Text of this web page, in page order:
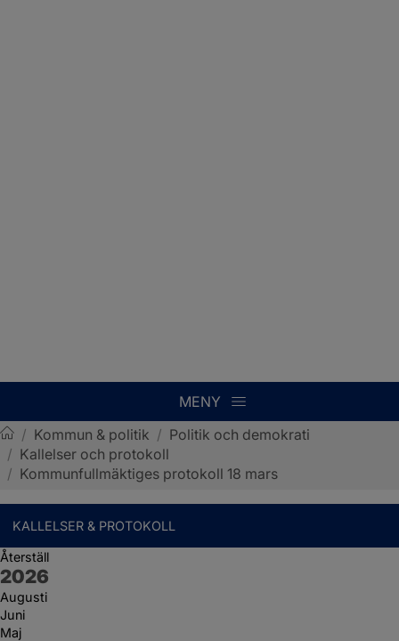
MENY
Sotenäs kommun
/ Kommun & politik / Politik och demokrati
/ Kallelser och protokoll
/ Kommunfullmäktiges protokoll 18 mars
KALLELSER & PROTOKOLL
Återställ
År:
2026
Augusti
Juni
Maj